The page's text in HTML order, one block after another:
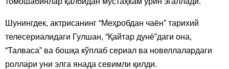
Шунингдек, актрисанинг “Меҳробдан чаён” тарихий
телесериалидаги Гулшан, “Қайтар дунё”даги она,
“Талваса” ва бошқа кўплаб сериал ва новеллалардаги
роллари уни элга янада севимли қилди.